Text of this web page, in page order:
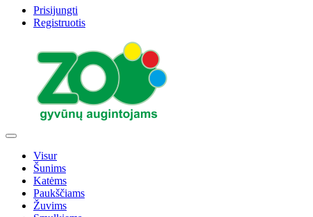
Prisijungti
Registruotis
Visur
Šunims
Katėms
Paukščiams
Žuvims